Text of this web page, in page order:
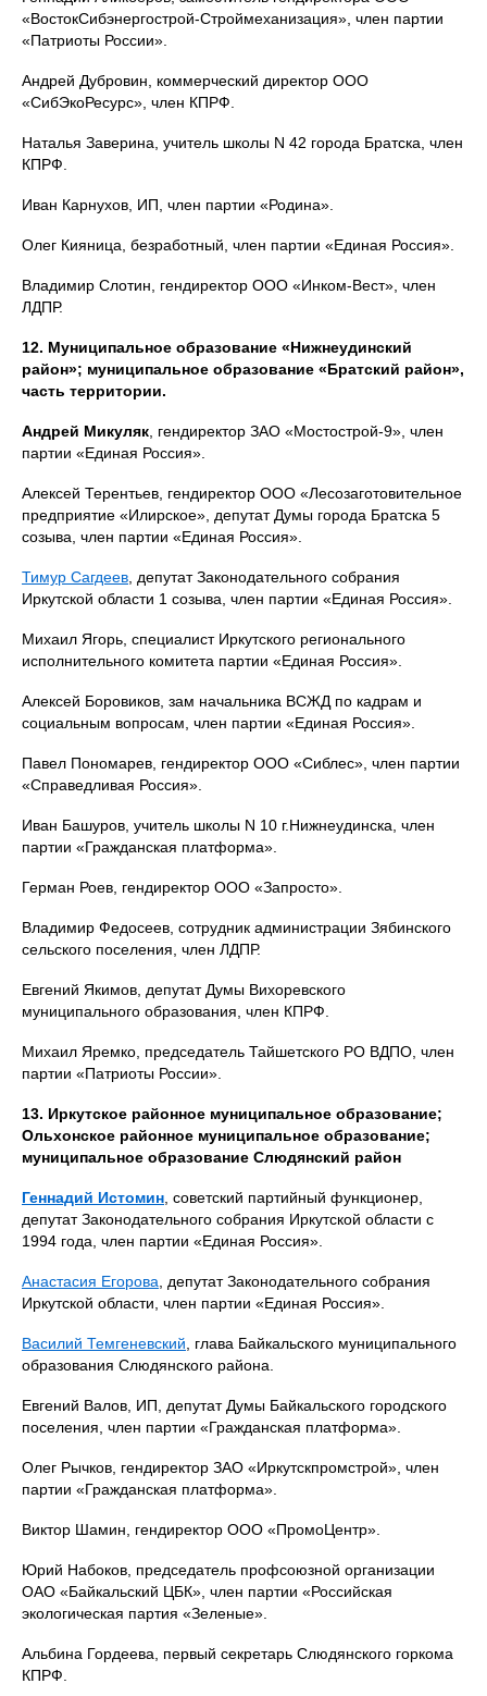
«ВостокСибэнергострой-Строймеханизация», член партии
«Патриоты России».
Андрей Дубровин, коммерческий директор ООО
«СибЭкоРесурс», член КПРФ.
Наталья Заверина, учитель школы N 42 города Братска, член
КПРФ.
Иван Карнухов, ИП, член партии «Родина».
Олег Кияница, безработный, член партии «Единая Россия».
Владимир Слотин, гендиректор ООО «Инком-Вест», член
ЛДПР.
12. Муниципальное образование «Нижнеудинский
район»; муниципальное образование «Братский район»,
часть территории.
Андрей Микуляк , гендиректор ЗАО «Мостострой-9», член
партии «Единая Россия».
Алексей Терентьев, гендиректор ООО «Лесозаготовительное
предприятие «Илирское», депутат Думы города Братска 5
созыва, член партии «Единая Россия».
Тимур Сагдеев , депутат Законодательного собрания
Иркутской области 1 созыва, член партии «Единая Россия».
Михаил Ягорь, специалист Иркутского регионального
исполнительного комитета партии «Единая Россия».
Алексей Боровиков, зам начальника ВСЖД по кадрам и
социальным вопросам, член партии «Единая Россия».
Павел Пономарев, гендиректор ООО «Сиблес», член партии
«Справедливая Россия».
Иван Башуров, учитель школы N 10 г.Нижнеудинска, член
партии «Гражданская платформа».
Герман Роев, гендиректор ООО «Запросто».
Владимир Федосеев, сотрудник администрации Зябинского
сельского поселения, член ЛДПР.
Евгений Якимов, депутат Думы Вихоревского
муниципального образования, член КПРФ.
Михаил Яремко, председатель Тайшетского РО ВДПО, член
партии «Патриоты России».
13. Иркутское районное муниципальное образование;
Ольхонское районное муниципальное образование;
муниципальное образование Слюдянский район
Геннадий Истомин , советский партийный функционер,
депутат Законодательного собрания Иркутской области с
1994 года, член партии «Единая Россия».
Анастасия Егорова , депутат Законодательного собрания
Иркутской области, член партии «Единая Россия».
Василий Темгеневский , глава Байкальского муниципального
образования Слюдянского района.
Евгений Валов, ИП, депутат Думы Байкальского городского
поселения, член партии «Гражданская платформа».
Олег Рычков, гендиректор ЗАО «Иркутскпромстрой», член
партии «Гражданская платформа».
Виктор Шамин, гендиректор ООО «ПромоЦентр».
Юрий Набоков, председатель профсоюзной организации
ОАО «Байкальский ЦБК», член партии «Российская
экологическая партия «Зеленые».
Альбина Гордеева, первый секретарь Слюдянского горкома
КПРФ.